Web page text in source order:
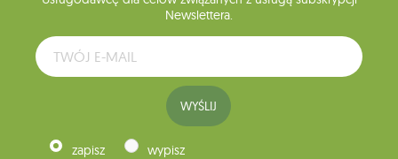
Newslettera.
WYŚLIJ
zapisz wypisz